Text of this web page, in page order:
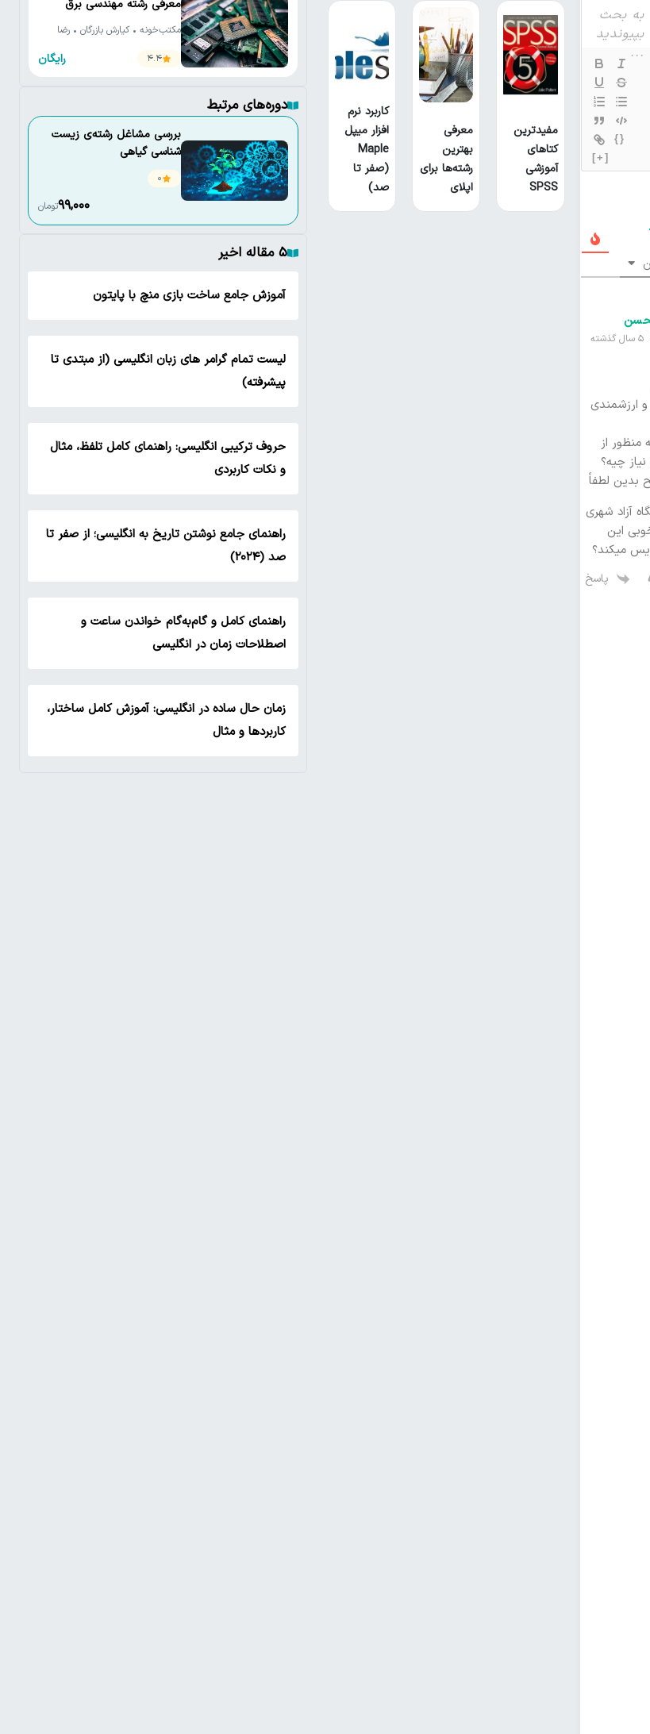
{}
[+]
ارزشمندی
منظور از
چیه؟
بدین لطفاً
آزاد شهری
این
میکند؟
پاسخ
مفیدترین
کتا‌های
آموزشی
SPSS
معرفی
بهترین
رشته‌ها برای
اپلای
کاربرد نرم
افزار میپل
Maple
(صفر تا
صد)
معرفی رشته مهندسی برق
مکتب‌خونه • کیارش بازرگان • رضا
امین داور • جواد کاظمی‌تبار •
4.4 رایگان
دوره‌های مرتبط
بررسی مشاغل رشته‌ی زیست
شناسی گیاهی
0
99,000تومان
۵ مقاله اخیر
آموزش جامع ساخت بازی منچ با پایتون
لیست تمام گرامر های زبان انگلیسی (از مبتدی تا
پیشرفته)
حروف ترکیبی انگلیسی: راهنمای کامل تلفظ، مثال
و نکات کاربردی
راهنمای جامع نوشتن تاریخ به انگلیسی؛ از صفر تا
صد (۲۰۲۴)
راهنمای کامل و گام‌به‌گام خواندن ساعت و
اصطلاحات زمان در انگلیسی
زمان حال ساده در انگلیسی: آموزش کامل ساختار،
کاربردها و مثال